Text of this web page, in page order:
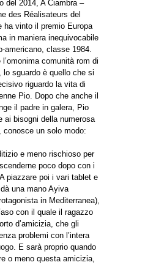
del 2014, A Ciambra –
des Réalisateurs del
ha vinto il premio Europa
in maniera inequivocabile
americano, classe 1984.
l’omonima comunità rom di
lo sguardo è quello che si
riguardo la vita di
Pio. Dopo che anche il
il padre in galera, Pio
ai bisogni della numerosa
conosce un solo modo:
e meno rischioso per
poco dopo con i
piazzare poi i vari tablet e
una mano Ayiva
in Mediterranea),
con il quale il ragazzo
d’amicizia, che gli
problemi con l’intera
E sarà proprio quando
o meno questa amicizia,